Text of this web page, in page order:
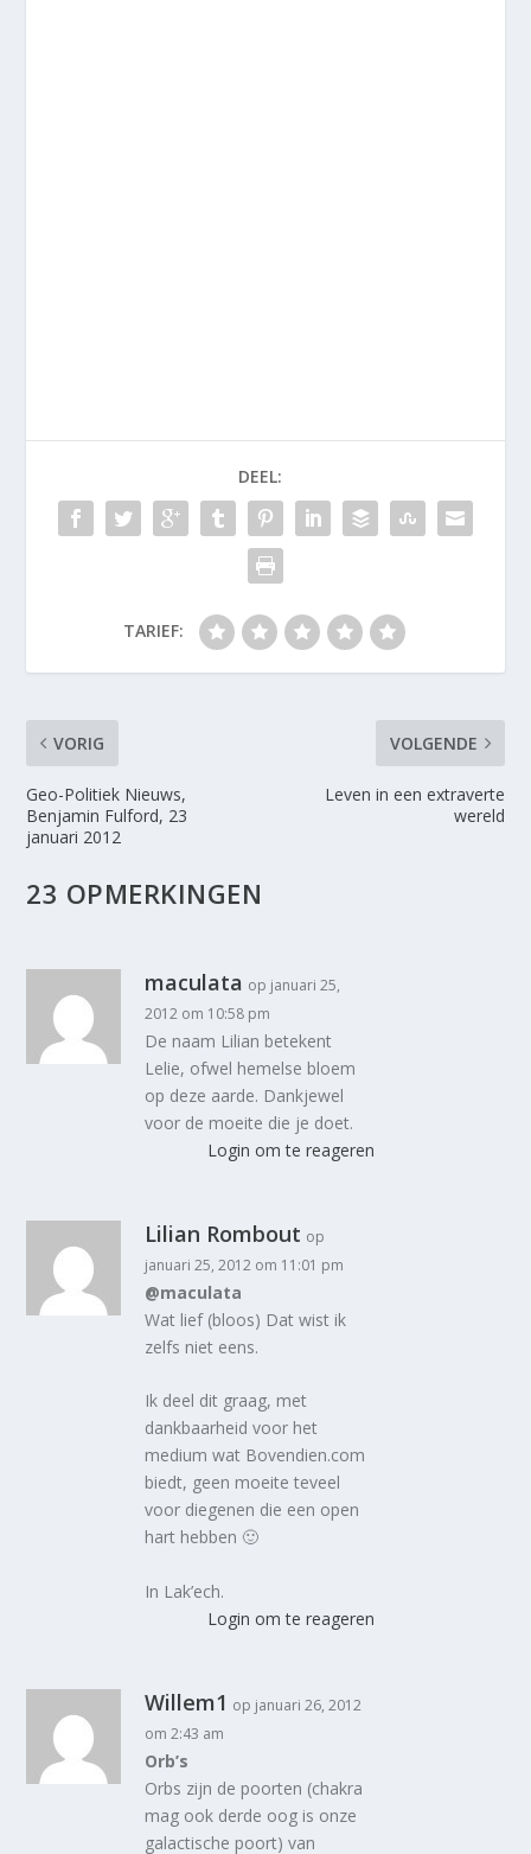
DEEL:
TARIEF:
VORIG
Geo-Politiek Nieuws,
Benjamin Fulford, 23
januari 2012
VOLGENDE
Leven in een extraverte
wereld
23 OPMERKINGEN
maculata op januari 25,
2012 om 10:58 pm
De naam Lilian betekent
Lelie, ofwel hemelse bloem
op deze aarde. Dankjewel
voor de moeite die je doet.
Login om te reageren
Lilian Rombout op
januari 25, 2012 om 11:01 pm
@maculata
Wat lief (bloos) Dat wist ik
zelfs niet eens.
Ik deel dit graag, met
dankbaarheid voor het
medium wat Bovendien.com
biedt, geen moeite teveel
voor diegenen die een open
hart hebben 🙂
In Lak’ech.
Login om te reageren
Willem1 op januari 26, 2012
om 2:43 am
Orb’s
Orbs zijn de poorten (chakra
mag ook derde oog is onze
galactische poort) van